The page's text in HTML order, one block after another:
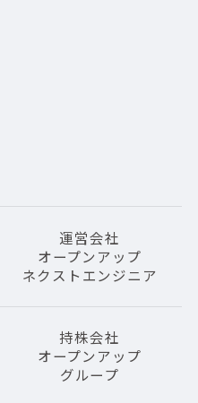
運営会社
オープンアップ
ネクストエンジニア
持株会社
オープンアップ
グループ